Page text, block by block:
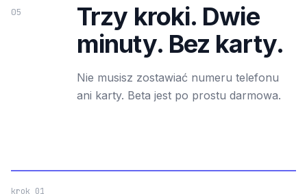
05
Trzy kroki. Dwie
minuty. Bez karty.
Nie musisz zostawiać numeru telefonu
ani karty. Beta jest po prostu darmowa.
krok 01